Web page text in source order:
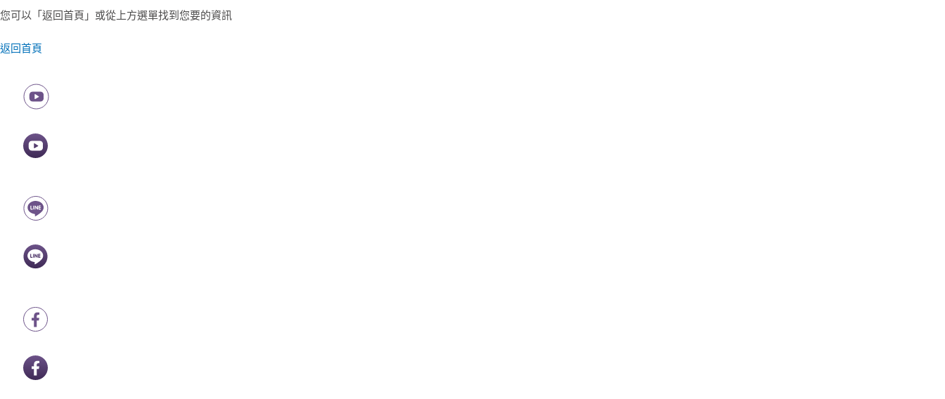
您可以「返回首頁」或從上方選單找到您要的資訊
返回首頁